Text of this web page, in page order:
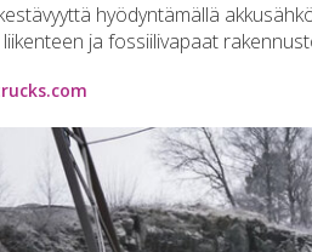
hyödyntämällä
ja fossiilivapaat